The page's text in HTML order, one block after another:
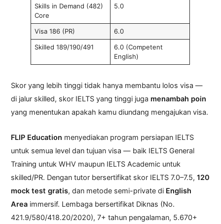
Skills in Demand (482)
Core
5.0
Visa 186 (PR)
6.0
Skilled 189/190/491
6.0 (Competent
English)
Skor yang lebih tinggi tidak hanya membantu lolos visa —
di jalur skilled, skor IELTS yang tinggi juga menambah poin
yang menentukan apakah kamu diundang mengajukan visa.
FLIP Education menyediakan program persiapan IELTS
untuk semua level dan tujuan visa — baik IELTS General
Training untuk WHV maupun IELTS Academic untuk
skilled/PR. Dengan tutor bersertifikat skor IELTS 7.0–7.5,120
mock test gratis, dan metode semi-private di English
Area immersif. Lembaga bersertifikat Diknas (No.
421.9/580/418.20/2020), 7+ tahun pengalaman, 5.670+